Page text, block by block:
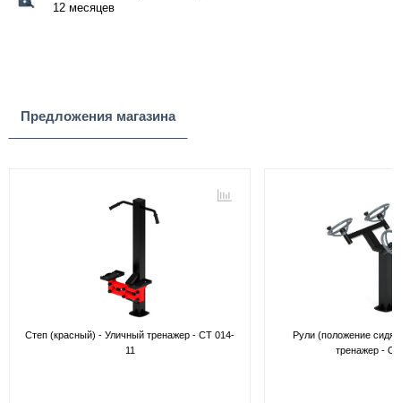
12 месяцев
Предложения магазина
Степ (красный) - Уличный тренажер - СТ 014-
11
Рули (положение
тренажер -